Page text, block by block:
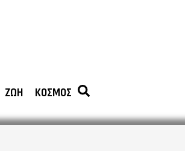
ΖΩΗ ΚΟΣΜΟΣ